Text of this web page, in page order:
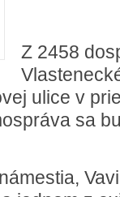
Z 2458
ulice v
sa